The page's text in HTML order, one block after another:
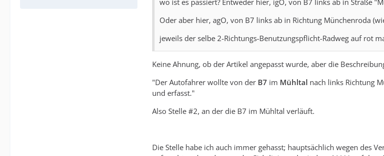
Oder aber hier, agO, von B7 links ab in Richtung Münchenroda
jeweils der selbe 2-Richtungs-Benutzungspflicht-Radweg auf rot
Keine Ahnung, ob der Artikel angepasst wurde, aber die
"Der Autofahrer wollte von der B7 im Mühltal nach links Richtung
und erfasst."
Also Stelle #2, an der die B7 im Mühltal verläuft.
Die Stelle habe ich auch immer gehasst; hauptsächlich wegen des